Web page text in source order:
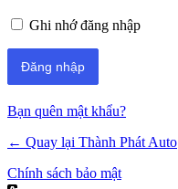
Ghi nhớ đăng nhập
Bạn quên mật khẩu?
← Quay lại Thành Phát Auto
Chính sách bảo mật